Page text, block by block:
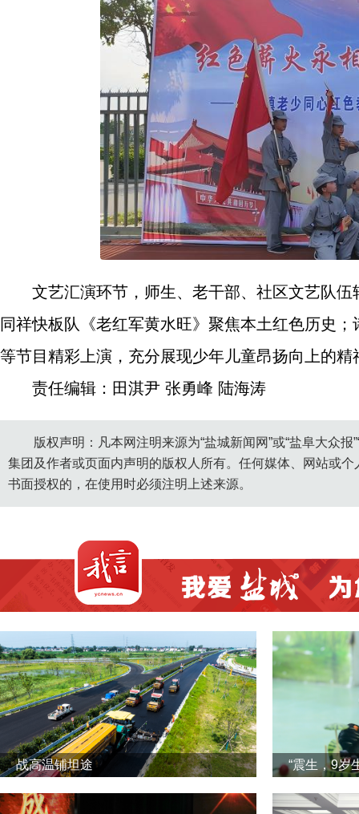
文艺汇演环节，师生、老干部、社区文艺队
同祥快板队《老红军黄水旺》聚焦本土红色历史
等节目精彩上演，充分展现少年儿童昂扬向上的
责任编辑：田淇尹 张勇峰 陆海涛
版权声明：凡本网注明来源为“盐城新闻网”或“盐阜大众
集团及作者或页面内声明的版权人所有。任何媒体、网站或
书面授权的，在使用时必须注明上述来源。
战高温铺坦途 “震生，9岁